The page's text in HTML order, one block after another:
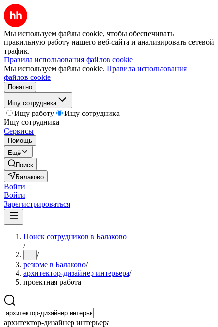
Мы используем файлы cookie, чтобы обеспечивать
правильную работу нашего веб-сайта и анализировать сетевой
трафик.
Правила использования файлов cookie
Мы используем файлы cookie. Правила использования
файлов cookie
Понятно
Ищу сотрудника
Ищу работу
Ищу сотрудника
Ищу сотрудника
Сервисы
Помощь
Ещё
Поиск
Балаково
Войти
Войти
Зарегистрироваться
Поиск сотрудников в Балаково
/
... /
резюме в Балаково/
архитектор-дизайнер интерьера/
проектная работа
архитектор-дизайнер интерьера